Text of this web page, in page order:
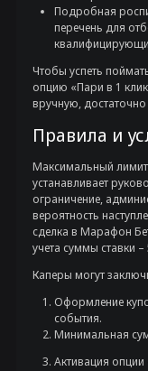
Подробная
перечень для
Чтобы успеть
опцию «Пари в 1
вручную,
Правила и
Максимальный лимит
устанавливает
ограничение,
вероятность
сделка в Марафон
учета суммы ставки
Каперы могут
Оформление
события.
Минимальная
Активация опции